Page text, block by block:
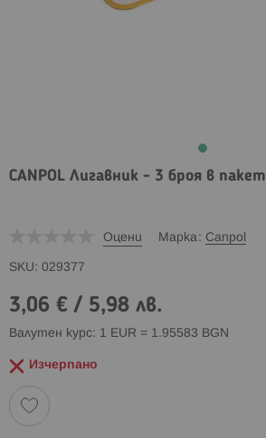
CANPOL Лигавник - 3 броя в пакет
Оцени Марка Canpol
SKU 029377
3,06 € / 5,98 лв.
Валутен курс: 1 EUR = 1.95583 BGN
Изчерпано